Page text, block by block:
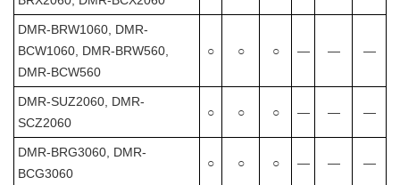
DMR-BRW1060, DMR-
BCW1060, DMR-BRW560,
DMR-BCW560
○ ○ ○ ― ― ―
DMR-SUZ2060, DMR-
SCZ2060
○ ○ ○ ― ― ―
DMR-BRG3060, DMR-
BCG3060
○ ○ ○ ― ― ―